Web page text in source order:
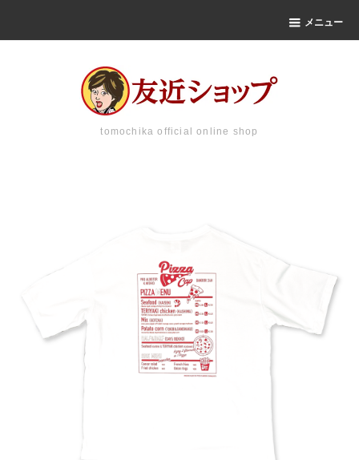
メニュー
tomochika official online shop